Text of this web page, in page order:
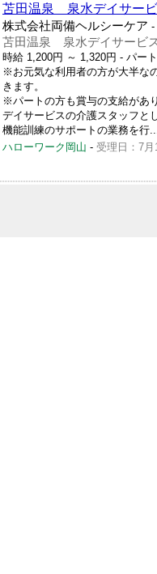
苫田温泉 泉水デイサー
株式会社両備ヘルシーケア -
苫田温泉 泉水デイサービ
時給 1,200円 ～ 1,320円 - パート
※お元気な利用者の方が大半な
きます。
※パートの方も賞与の支給があ
デイサービスの介護スタッフと
機能訓練のサポートの業務を行
ハローワーク岡山 - 受理日：7